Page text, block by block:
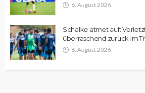
6. August 2026
Schalke atmet auf:
überraschend zurück im
6. August 2026